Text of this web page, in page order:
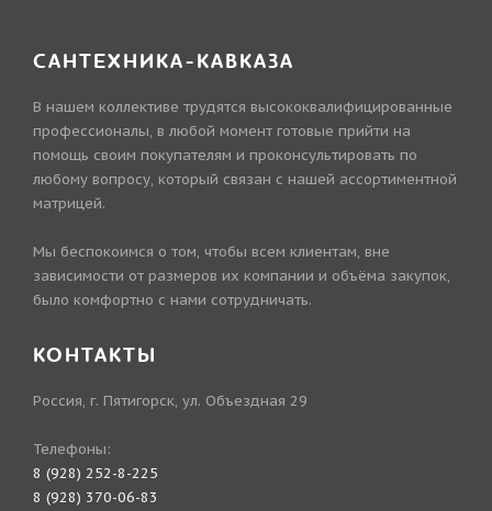
САНТЕХНИКА-КАВКАЗА
В нашем коллективе трудятся высококвалифицированные
профессионалы, в любой момент готовые прийти на
помощь своим покупателям и проконсультировать по
любому вопросу, который связан с нашей ассортиментной
матрицей.
Мы беспокоимся о том, чтобы всем клиентам, вне
зависимости от размеров их компании и объёма закупок,
было комфортно с нами сотрудничать.
КОНТАКТЫ
Россия, г. Пятигорск, ул. Объездная 29
Телефоны:
8 (928) 252-8-225
8 (928) 370-06-83